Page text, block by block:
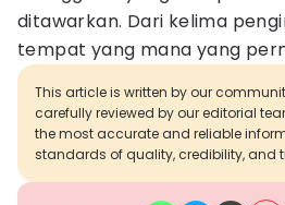
ditawarkan. Dari kelima
tempat yang mana yang
This article is written by our
carefully reviewed by our editorial
the most accurate and reliable
standards of quality, credibility, and